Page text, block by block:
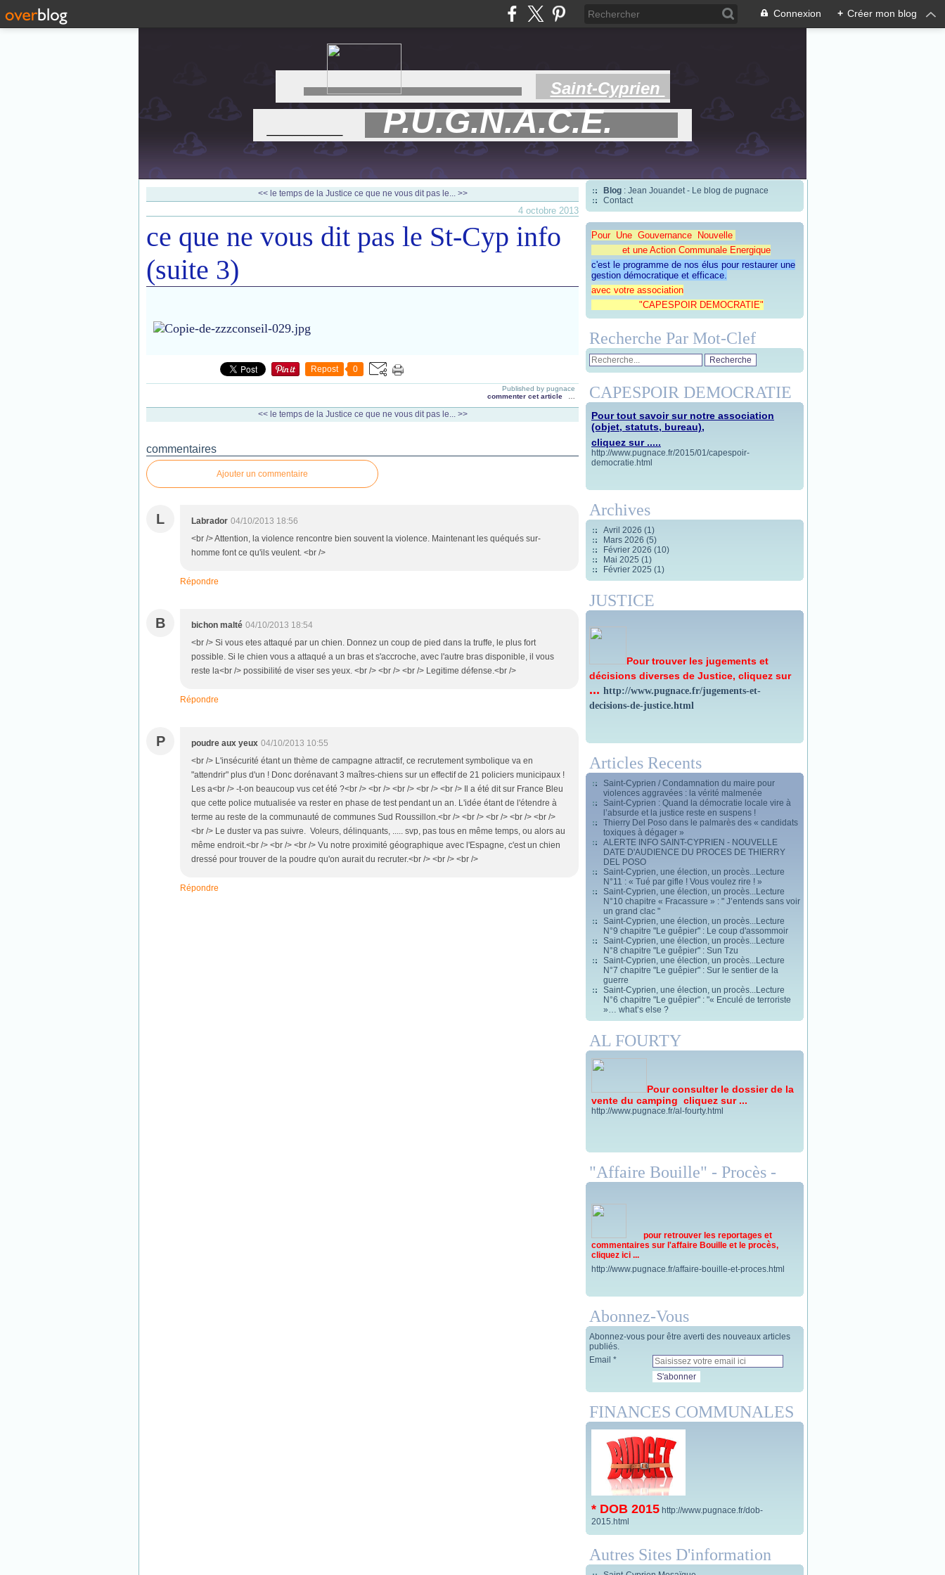
Connexion + Créer mon blog
Saint-Cyprien
P.U.G.N.A.C.E.
<< le temps de la Justice ce que ne vous dit pas le... >>
4 octobre 2013
ce que ne vous dit pas le St-Cyp info
(suite 3)
Repost 0
Published by pugnace
commenter cet article
<< le temps de la Justice ce que ne vous dit pas le... >>
commentaires
Ajouter un commentaire
L Labrador 04/10/2013 18:56
<br /> Attention, la violence rencontre bien souvent la violence. Maintenant les quéqués sur-
homme font ce qu'ils veulent. <br />
Répondre
B bichon malté 04/10/2013 18:54
<br /> Si vous etes attaqué par un chien. Donnez un coup de pied dans la truffe, le plus fort
possible. Si le chien vous a attaqué a un bras et s'accroche, avec l'autre bras disponible, il vous
reste la<br /> possibilité de viser ses yeux. <br /> <br /> <br /> Legitime défense.<br />
Répondre
P poudre aux yeux 04/10/2013 10:55
<br /> L'insécurité étant un thème de campagne attractif, ce recrutement symbolique va en
"attendrir" plus d'un ! Donc dorénavant 3 maîtres-chiens sur un effectif de 21 policiers municipaux !
Les a<br /> -t-on beaucoup vus cet été ?<br /> <br /> <br /> <br /> <br /> Il a été dit sur France Bleu
que cette police mutualisée va rester en phase de test pendant un an. L'idée étant de l'étendre à
terme au reste de la communauté de communes Sud Roussillon.<br /> <br /> <br /> <br /> <br />
<br /> Le duster va pas suivre. Voleurs, délinquants, ..... svp, pas tous en même temps, ou alors au
même endroit.<br /> <br /> <br /> Vu notre proximité géographique avec l'Espagne, c'est un chien
dressé pour trouver de la poudre qu'on aurait du recruter.<br /> <br /> <br />
Répondre
Blog : Jean Jouandet - Le blog de pugnace
Contact
Pour Une Gouvernance Nouvelle
et une Action Communale Energique
c'est le programme de nos élus pour restaurer une
gestion démocratique et efficace.
avec votre association
"CAPESPOIR DEMOCRATIE"
Recherche Par Mot-Clef
CAPESPOIR DEMOCRATIE
Pour tout savoir sur notre association
(objet, statuts, bureau),
cliquez sur .....
http://www.pugnace.fr/2015/01/capespoir-
democratie.html
Archives
Avril 2026 (1)
Mars 2026 (5)
Février 2026 (10)
Mai 2025 (1)
Février 2025 (1)
JUSTICE
Pour trouver les jugements et
décisions diverses de Justice, cliquez sur
... http://www.pugnace.fr/jugements-et-
decisions-de-justice.html
Articles Recents
Saint-Cyprien / Condamnation du maire pour
violences aggravées : la vérité malmenée
Saint-Cyprien : Quand la démocratie locale vire à
l’absurde et la justice reste en suspens !
Thierry Del Poso dans le palmarès des « candidats
toxiques à dégager »
ALERTE INFO SAINT-CYPRIEN - NOUVELLE
DATE D'AUDIENCE DU PROCES DE THIERRY
DEL POSO
Saint-Cyprien, une élection, un procès...Lecture
N°11 : « Tué par gifle ! Vous voulez rire ! »
Saint-Cyprien, une élection, un procès...Lecture
N°10 chapitre « Fracassure » : " J’entends sans voir
un grand clac "
Saint-Cyprien, une élection, un procès...Lecture
N°9 chapitre "Le guêpier" : Le coup d'assommoir
Saint-Cyprien, une élection, un procès...Lecture
N°8 chapitre "Le guêpier" : Sun Tzu
Saint-Cyprien, une élection, un procès...Lecture
N°7 chapitre "Le guêpier" : Sur le sentier de la
guerre
Saint-Cyprien, une élection, un procès...Lecture
N°6 chapitre "Le guêpier" : "« Enculé de terroriste
»… what’s else ?
AL FOURTY
Pour consulter le dossier de la
vente du camping cliquez sur ...
http://www.pugnace.fr/al-fourty.html
"Affaire Bouille" - Procès -
pour retrouver les reportages et
commentaires sur l'affaire Bouille et le procès,
cliquez ici ...
http://www.pugnace.fr/affaire-bouille-et-proces.html
Abonnez-Vous
Abonnez-vous pour être averti des nouveaux articles
publiés.
Email
FINANCES COMMUNALES
* DOB 2015 http://www.pugnace.fr/dob-
2015.html
Autres Sites D'information